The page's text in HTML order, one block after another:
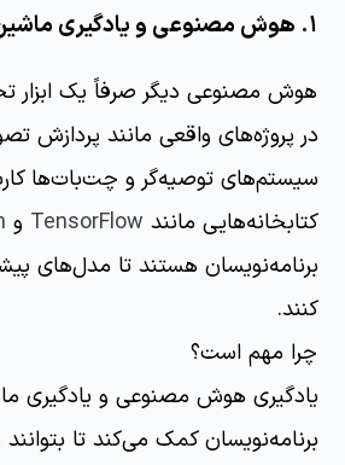
هوش مصنوعی دیگر صرفاً یک ابزار
در پروژه‌های واقعی مانند پردازش
سیستم‌های توصیه‌گر و چت‌بات‌ها
کتابخانه‌هایی مانند TensorFlow و
برنامه‌نویسان هستند تا مدل‌های
کنند.
چرا مهم است؟
یادگیری هوش مصنوعی و یادگیری
برنامه‌نویسان کمک می‌کند تا